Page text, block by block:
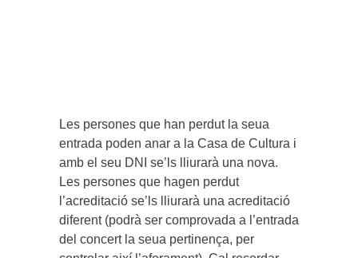
Les persones que han perdut la seua
entrada poden anar a la Casa de Cultura i
amb el seu DNI se’ls lliurarà una nova.
Les persones que hagen perdut
l’acreditació se’ls lliurarà una acreditació
diferent (podrà ser comprovada a l’entrada
del concert la seua pertinença, per